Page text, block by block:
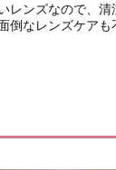
レンズなので、清
倒なレンズケアも